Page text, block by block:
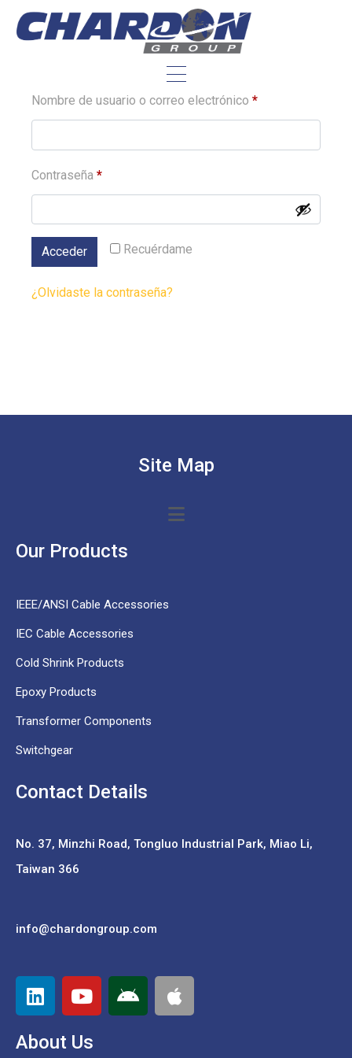
Acceder
Nombre de usuario o correo electrónico *
Contraseña *
Alternative: Recuérdame
Acceder
¿Olvidaste la contraseña?
Site Map
Our Products
IEEE/ANSI Cable Accessories
IEC Cable Accessories
Cold Shrink Products
Epoxy Products
Transformer Components
Switchgear
Contact Details
No. 37, Minzhi Road, Tongluo Industrial Park, Miao Li,
Taiwan 366
info@chardongroup.com
About Us